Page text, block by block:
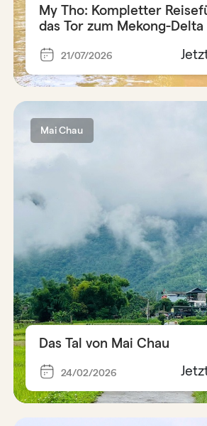
My Tho: Kompletter
das Tor zum Mekong-Delta
21/07/2026
Mai Chau
Das Tal von Mai Chau
24/02/2026